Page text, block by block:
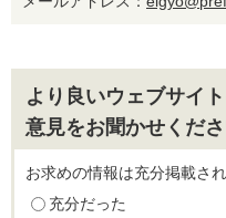
より良いウェブサイ
意見をお聞かせくだ
お求めの情報は充分掲載さ
充分だった